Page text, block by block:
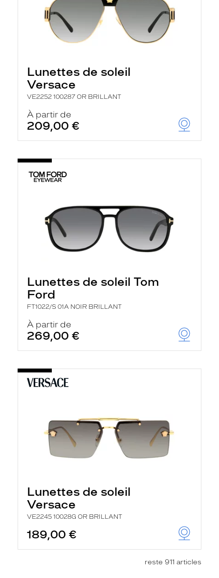
Lunettes de soleil
Versace
VE2252 100287 OR BRILLANT
À partir de
209,00 €
Lunettes de soleil Tom
Ford
FT1022/S 01A NOIR BRILLANT
À partir de
269,00 €
Lunettes de soleil
Versace
VE2245 10028G OR BRILLANT
189,00 €
reste 911 articles